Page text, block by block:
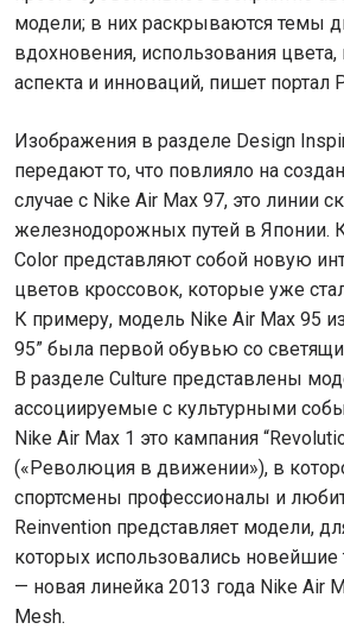
модели; в них раскрываются темы
вдохновения, использования цвета,
аспекта и инноваций, пишет портал
Изображения в разделе Design
передают то, что повлияло на
случае с Nike Air Max 97, это линии
железнодорожных путей в Японии.
Color представляют собой новую
цветов кроссовок, которые уже
К примеру, модель Nike Air Max 95
95” была первой обувью со
В разделе Culture представлены
ассоциируемые с культурными
Nike Air Max 1 это кампания
(«Революция в движении»), в
спортсмены профессионалы и
Reinvention представляет модели,
которых использовались новейшие
— новая линейка 2013 года Nike Air
Mesh.